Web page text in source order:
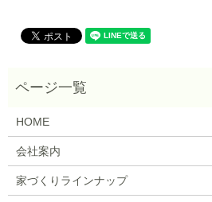
HOME
会社案内
家づくりラインナップ